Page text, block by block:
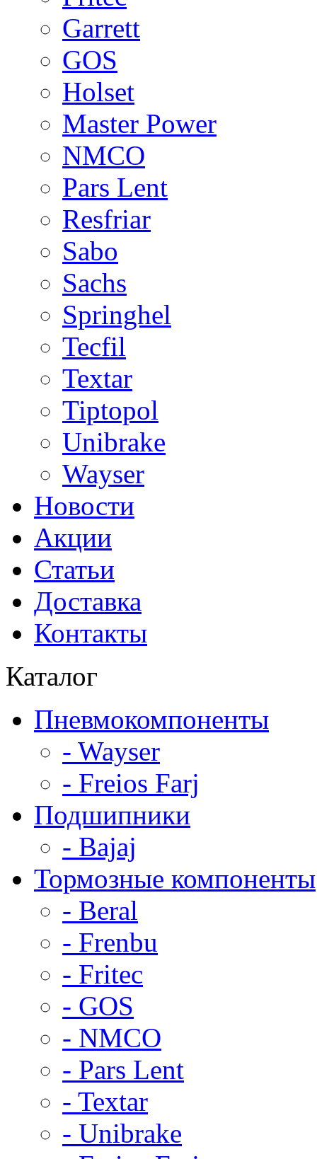
Garrett
GOS
Holset
Master Power
NMCO
Pars Lent
Resfriar
Sabo
Sachs
Springhel
Tecfil
Textar
Tiptopol
Unibrake
Wayser
Новости
Акции
Статьи
Доставка
Контакты
Каталог
Пневмокомпоненты
- Wayser
- Freios Farj
Подшипники
- Bajaj
Тормозные компоненты
- Beral
- Frenbu
- Fritec
- GOS
- NMCO
- Pars Lent
- Textar
- Unibrake